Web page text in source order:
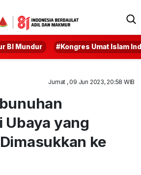
BI Mundur #Kongres Umat Islam
Jumat , 09 Jun 2023, 20:58 WIB
Ubaya yang
ke